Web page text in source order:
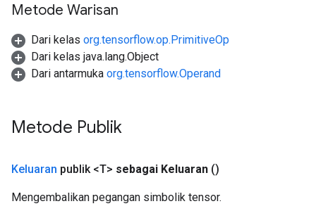
Metode Warisan
Dari kelas org.tensorflow.op.PrimitiveOp
Dari kelas java.lang.Object
Dari antarmuka org.tensorflow.Operand
Metode Publik
Keluaran publik <T> sebagai Keluaran ()
Mengembalikan pegangan simbolik tensor.